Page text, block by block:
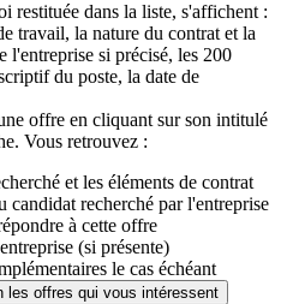
restituée dans la liste, s'affichent :
travail, la nature du contrat et la
l'entreprise si précisé, les 200
du poste, la date de
offre en cliquant sur son intitulé
Vous retrouvez :
et les éléments de contrat
candidat recherché par l'entreprise
à cette offre
(si présente)
le cas échéant
les offres qui vous intéressent